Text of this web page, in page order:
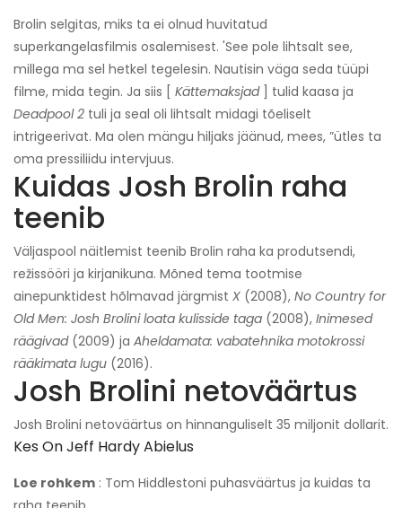
Brolin selgitas, miks ta ei olnud huvitatud
superkangelasfilmis osalemisest. 'See pole lihtsalt see,
millega ma sel hetkel tegelesin. Nautisin väga seda tüüpi
filme, mida tegin. Ja siis [ Kättemaksjad] tulid kaasa ja
Deadpool 2 tuli ja seal oli lihtsalt midagi tõeliselt
intrigeerivat. Ma olen mängu hiljaks jäänud, mees, ”ütles ta
oma pressiliidu intervjuus.
Kuidas Josh Brolin raha
teenib
Väljaspool näitlemist teenib Brolin raha ka produtsendi,
režissööri ja kirjanikuna. Mõned tema tootmise
ainepunktidest hõlmavad järgmist X (2008), No Country for
Old Men: Josh Brolini loata kulisside taga (2008), Inimesed
räägivad(2009) ja Aheldamata: vabatehnika motokrossi
rääkimata lugu (2016).
Josh Brolini netoväärtus
Josh Brolini netoväärtus on hinnanguliselt 35 miljonit dollarit.
Kes On Jeff Hardy Abielus
Loe rohkem : Tom Hiddlestoni puhasväärtus ja kuidas ta